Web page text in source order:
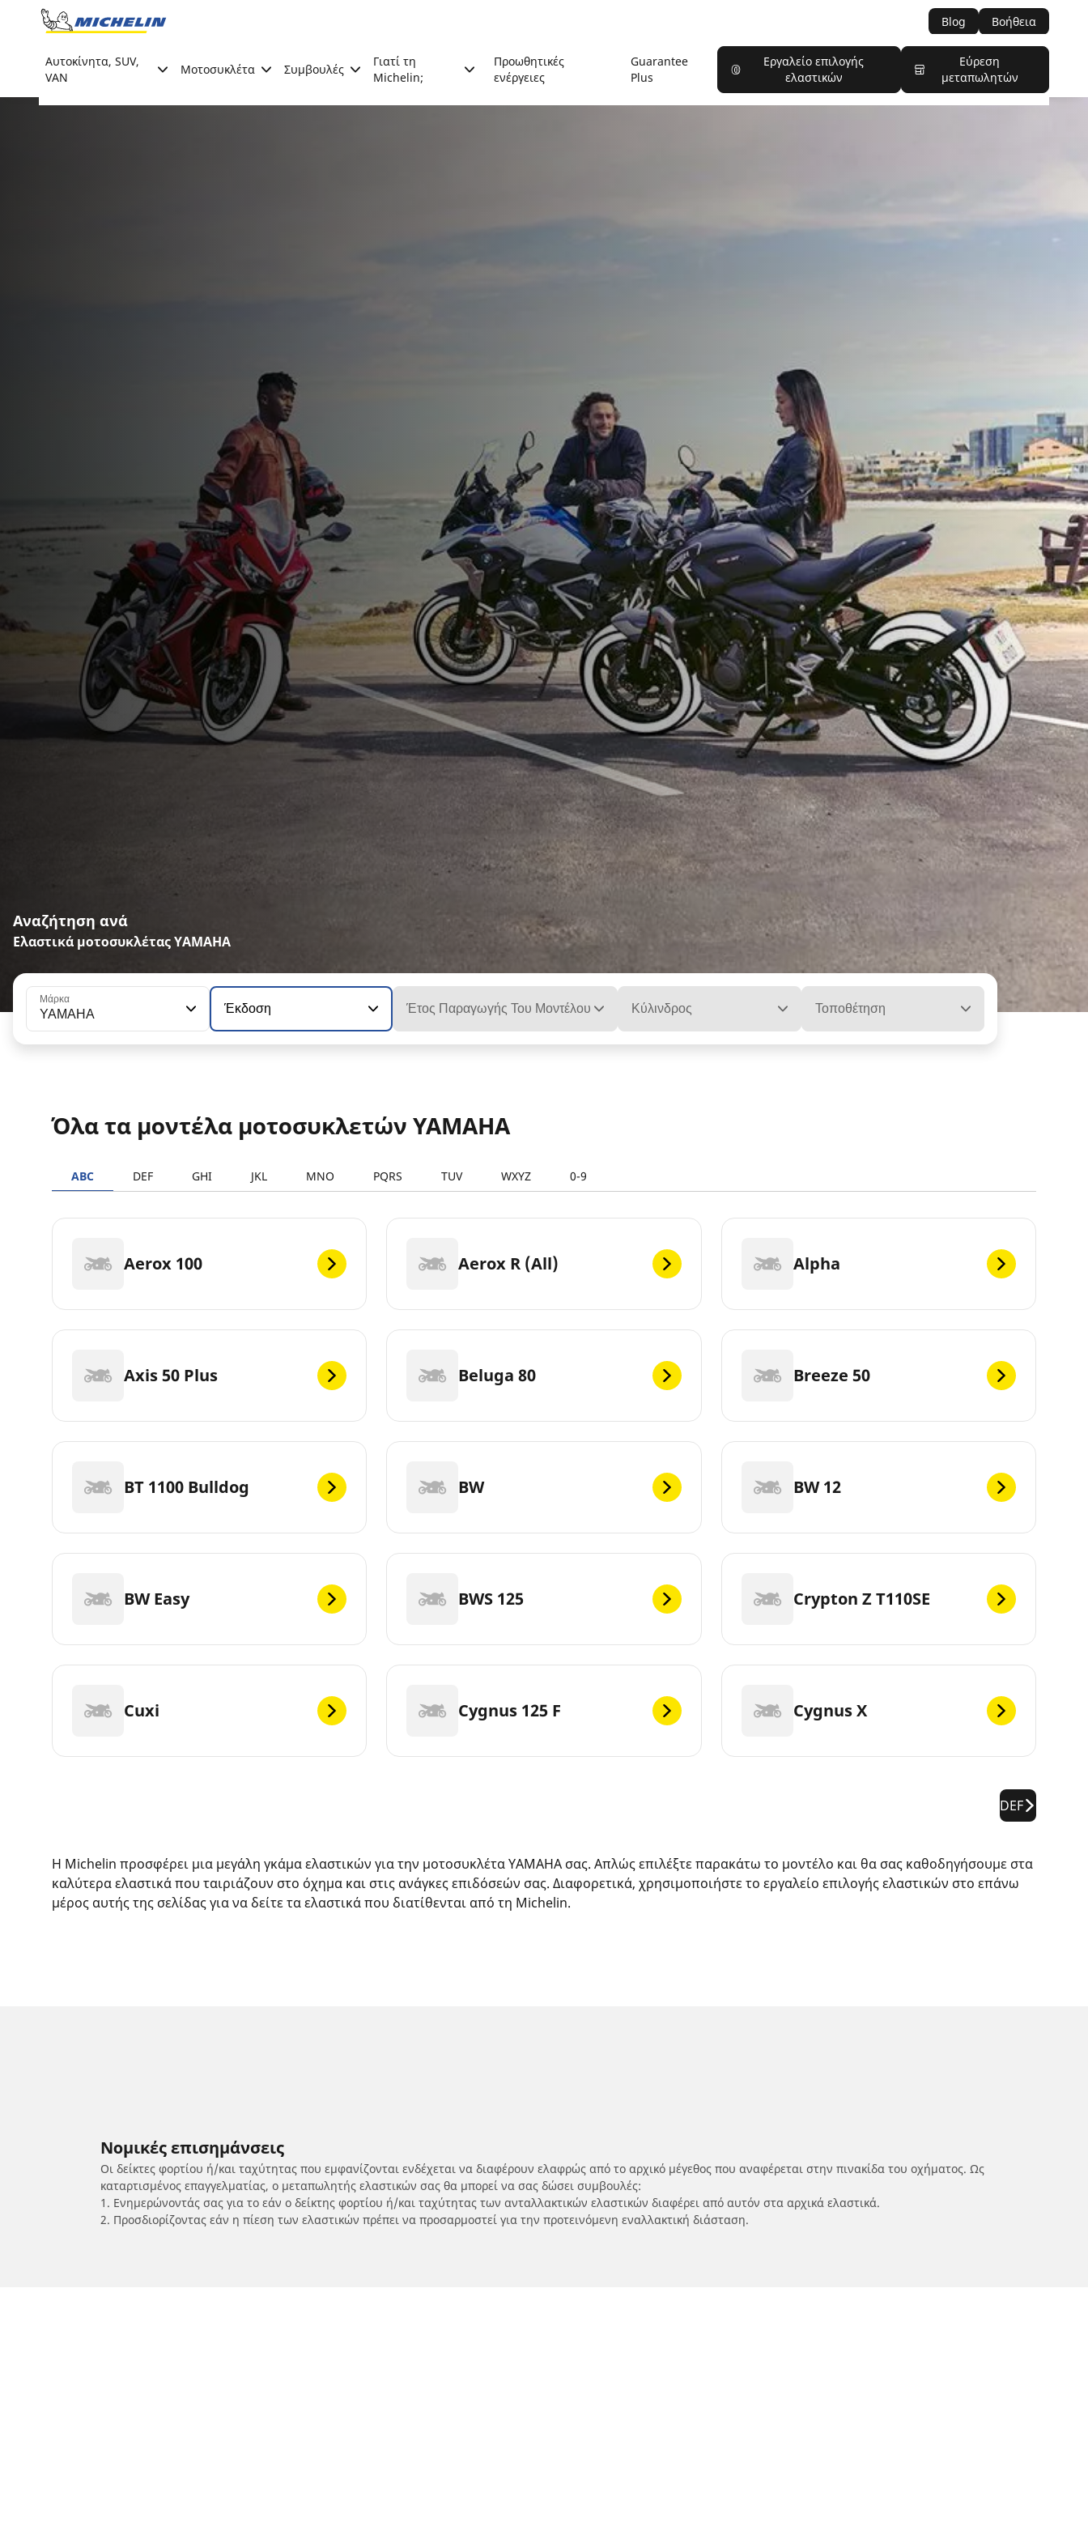
Go to page content
Blog Βοήθεια
Αυτοκίνητα, SUV,
VAN
Μοτοσυκλέτα Συμβουλές
Γιατί τη
Michelin;
Προωθητικές
ενέργειες
Guarantee
Plus
Εργαλείο επιλογής
ελαστικών
Εύρεση
μεταπωλητών
Αναζήτηση ανά
Ελαστικά μοτοσυκλέτας YAMAHA
Μάρκα
YAMAHA Έκδοση Έτος Παραγωγής Του Μοντέλου Κύλινδρος Τοποθέτηση
Όλα τα μοντέλα μοτοσυκλετών YAMAHA
ABC DEF GHI JKL MNO PQRS TUV WXYZ 0-9
Aerox 100 Aerox R (All) Alpha
Axis 50 Plus Beluga 80 Breeze 50
BT 1100 Bulldog BW BW 12
BW Easy BWS 125 Crypton Z T110SE
Cuxi Cygnus 125 F Cygnus X
DEF
Η Michelin προσφέρει μια μεγάλη γκάμα ελαστικών για την μοτοσυκλέτα YAMAHA σας. Απλώς επιλέξτε παρακάτω το μοντέλο και θα σας καθοδηγήσουμε στα
καλύτερα ελαστικά που ταιριάζουν στο όχημα και στις ανάγκες επιδόσεών σας. Διαφορετικά, χρησιμοποιήστε το εργαλείο επιλογής ελαστικών στο επάνω
μέρος αυτής της σελίδας για να δείτε τα ελαστικά που διατίθενται από τη Michelin.
Νομικές επισημάνσεις
Οι δείκτες φορτίου ή/και ταχύτητας που εμφανίζονται ενδέχεται να διαφέρουν ελαφρώς από το αρχικό μέγεθος που αναφέρεται στην πινακίδα του οχήματος. Ως
καταρτισμένος επαγγελματίας, ο μεταπωλητής ελαστικών σας θα μπορεί να σας δώσει συμβουλές:
1. Ενημερώνοντάς σας για το εάν ο δείκτης φορτίου ή/και ταχύτητας των ανταλλακτικών ελαστικών διαφέρει από αυτόν στα αρχικά ελαστικά.
2. Προσδιορίζοντας εάν η πίεση των ελαστικών πρέπει να προσαρμοστεί για την προτεινόμενη εναλλακτική διάσταση.